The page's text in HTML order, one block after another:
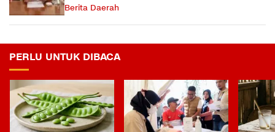
Berita Daerah
PERLU UNTUK DIBACA